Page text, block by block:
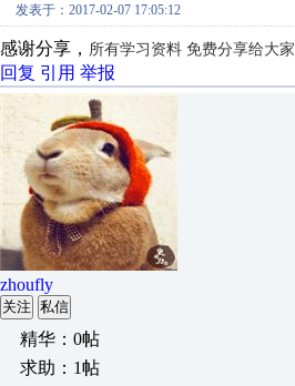
发表于：2017-02-07 17:05:12
感谢分享， 所有学习资料 免费分享给大家
回复 引用 举报
zhoufly
关注 私信
精华：0帖
求助：1帖